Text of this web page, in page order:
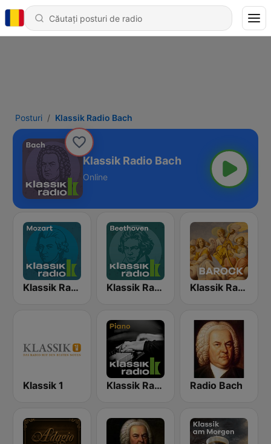
Posturi Klassik Radio Bach
Klassik Radio Bach
Online
Klassik Radio Mozart Klassik Radio Beethoven Klassik Radio Barock
Klassik 1 Klassik Radio Piano Radio Bach